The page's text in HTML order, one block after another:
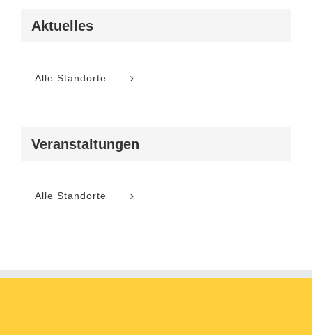
Aktuelles
Alle Standorte
Veranstaltungen
Alle Standorte